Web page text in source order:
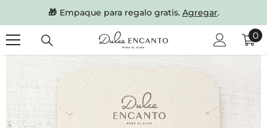
SKIP TO CONTENT
🎁 Empaque para regalo gratis. Agregar.
00